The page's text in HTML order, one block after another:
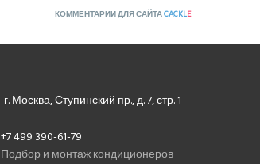
КОММЕНТАРИИ ДЛЯ САЙТАCACKLE
г. Москва, Ступинский пр., д. 7, стр. 1
+7 499 390-61-79
Подбор и монтаж кондиционеров